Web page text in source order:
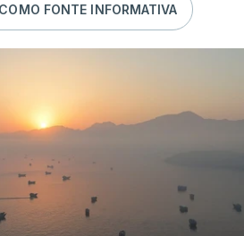
FONTE INFORMATIVA